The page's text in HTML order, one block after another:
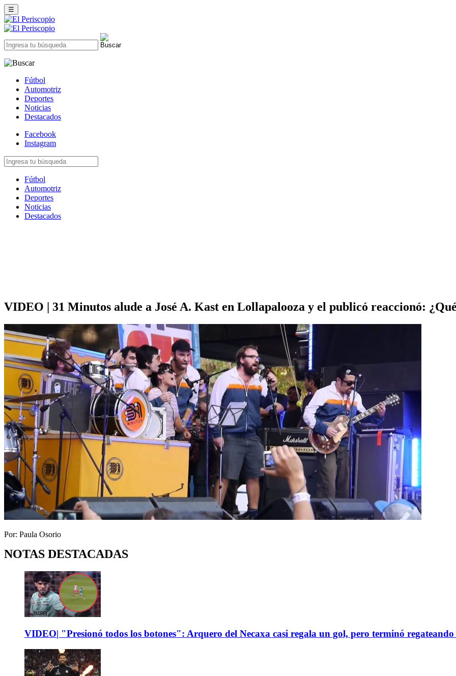
☰
Fútbol
Automotriz
Deportes
Noticias
Destacados
Facebook
Instagram
Fútbol
Automotriz
Deportes
Noticias
Destacados
VIDEO | 31 Minutos alude a José A. Kast en Lollapalooza y el publicó reaccionó:
Por: Paula Osorio
NOTAS DESTACADAS
VIDEO| "Presionó todos los botones": Arquero del Necaxa casi regala un gol, pero terminó